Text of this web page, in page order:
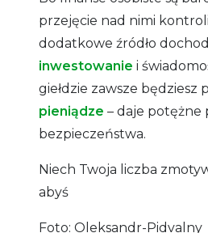
przejęcie nad nimi
dodatkowe źródło
inwestowanie i
giełdzie zawsze będziesz
pieniądze – daje potężne
bezpieczeństwa.
Niech Twoja liczba
abyś
Foto: Oleksandr-Pidvalny